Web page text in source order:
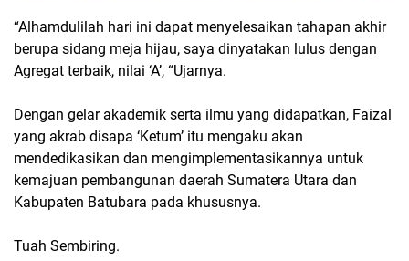
“Alhamdulilah hari ini dapat menyelesaikan tahapan akhir
berupa sidang meja hijau, saya dinyatakan lulus dengan
Agregat terbaik, nilai ‘A’, “Ujarnya.
Dengan gelar akademik serta ilmu yang didapatkan, Faizal
yang akrab disapa ‘Ketum’ itu mengaku akan
mendedikasikan dan mengimplementasikannya untuk
kemajuan pembangunan daerah Sumatera Utara dan
Kabupaten Batubara pada khususnya.
Tuah Sembiring.